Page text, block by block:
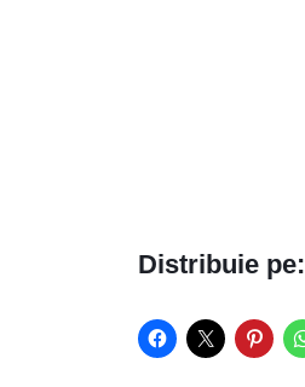
Distribuie pe: